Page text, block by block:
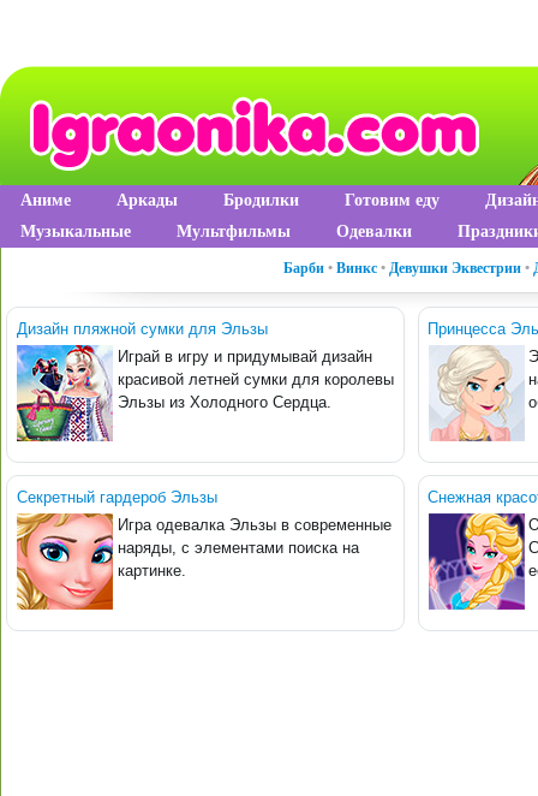
Аниме Аркады Бродилки Готовим еду
Музыкальные
Мультфильмы Одевалки
Барби •Винкс •Девушки Эквестрии •
Дизайн пляжной сумки для Эльзы
Играй в игру и придумывай дизайн
красивой летней сумки для королевы
Эльзы из Холодного Сердца.
Принцесса
Секретный гардероб Эльзы
Игра одевалка Эльзы в современные
наряды, с элементами поиска на
картинке.
Снежная